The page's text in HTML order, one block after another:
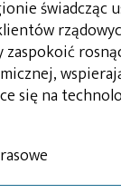
świadcząc
zaspokoić
się na